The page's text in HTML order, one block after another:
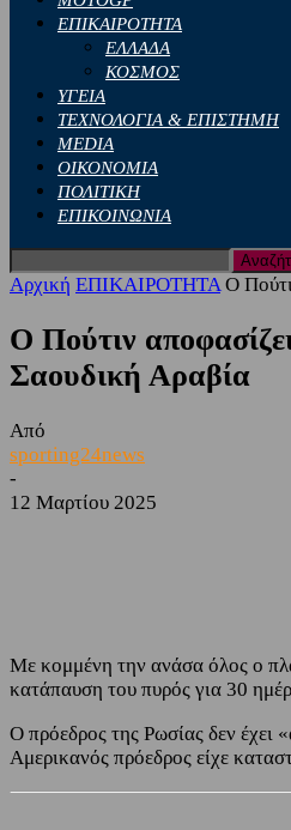
ΕΠΙΚΑΙΡΟΤΗΤΑ
ΕΛΛΑΔΑ
ΚΟΣΜΟΣ
ΥΓΕΙΑ
ΤΕΧΝΟΛΟΓΙΑ & ΕΠΙΣΤΗΜΗ
MEDIA
ΟΙΚΟΝΟΜΙΑ
ΠΟΛΙΤΙΚΗ
ΕΠΙΚΟΙΝΩΝΙΑ
Αρχική ΕΠΙΚΑΙΡΟΤΗΤΑ Ο
Ο Πούτιν
Σαουδική Αραβία
Από
sporting24news
-
12 Μαρτίου 2025
Με κομμένη την ανάσα όλος ο
κατάπαυση του πυρός για 30
Ο πρόεδρος της Ρωσίας δεν έχει
Αμερικανός πρόεδρος είχε